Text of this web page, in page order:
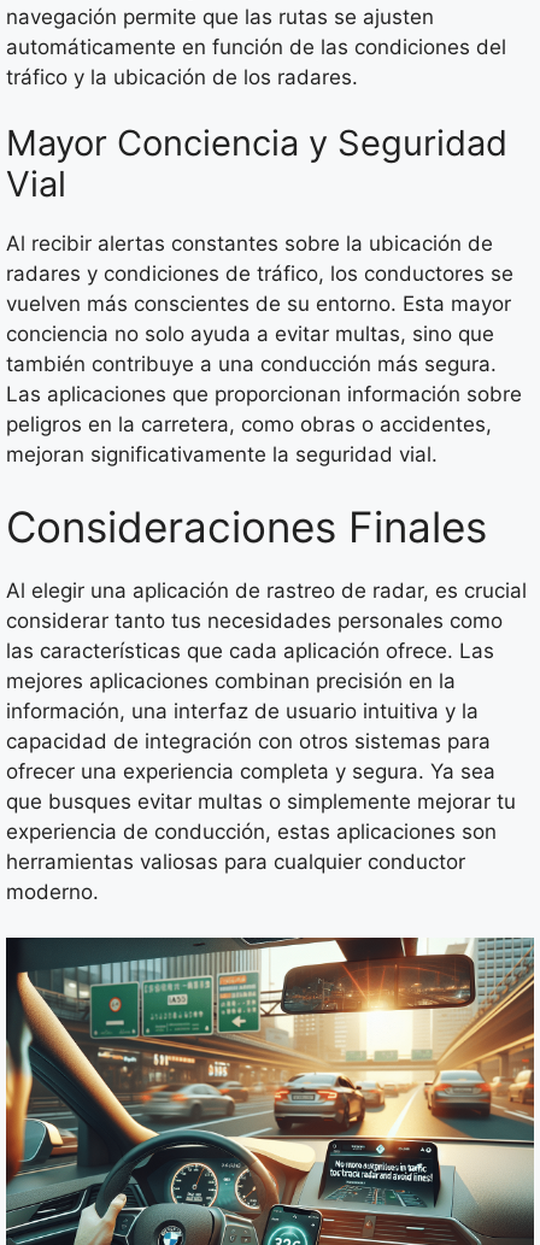
navegación permite que las rutas se ajusten
automáticamente en función de las condiciones del
tráfico y la ubicación de los radares.
Mayor Conciencia y Seguridad
Vial
Al recibir alertas constantes sobre la ubicación de
radares y condiciones de tráfico, los conductores se
vuelven más conscientes de su entorno. Esta mayor
conciencia no solo ayuda a evitar multas, sino que
también contribuye a una conducción más segura.
Las aplicaciones que proporcionan información sobre
peligros en la carretera, como obras o accidentes,
mejoran significativamente la seguridad vial.
Consideraciones Finales
Al elegir una aplicación de rastreo de radar, es crucial
considerar tanto tus necesidades personales como
las características que cada aplicación ofrece. Las
mejores aplicaciones combinan precisión en la
información, una interfaz de usuario intuitiva y la
capacidad de integración con otros sistemas para
ofrecer una experiencia completa y segura. Ya sea
que busques evitar multas o simplemente mejorar tu
experiencia de conducción, estas aplicaciones son
herramientas valiosas para cualquier conductor
moderno.